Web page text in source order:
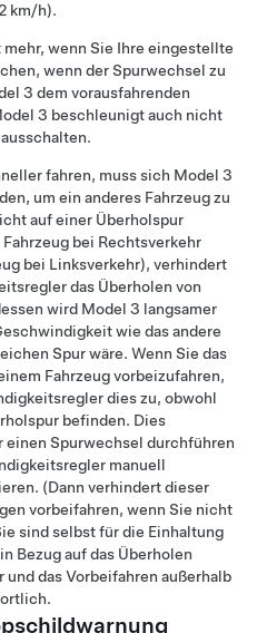
km/h).
wenn Sie Ihre eingestellte
wenn der Spurwechsel zu
3 dem vorausfahrenden
3 beschleunigt auch nicht
fahren, muss sich Model 3
um ein anderes Fahrzeug zu
auf einer Überholspur
bei Rechtsverkehr
bei Linksverkehr), verhindert
das Überholen von
wird Model 3 langsamer
wie das andere
Spur wäre. Wenn Sie das
Fahrzeug vorbeizufahren,
dies zu, obwohl
befinden. Dies
Spurwechsel durchführen
manuell
(Dann verhindert dieser
vorbeifahren, wenn Sie nicht
sind selbst für die Einhaltung
Bezug auf das Überholen
das Vorbeifahren außerhalb